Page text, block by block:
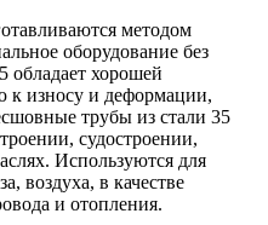
методом
оборудование без
обладает хорошей
к износу и деформации,
трубы из стали 35
судостроении,
Используются для
воздуха, в качестве
и отопления.